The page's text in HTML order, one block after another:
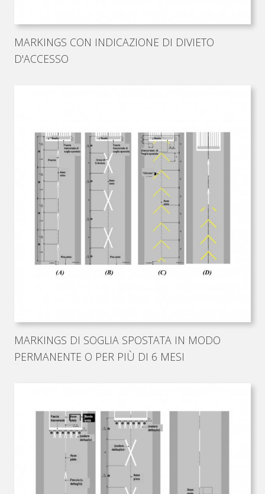
MARKINGS CON INDICAZIONE DI DIVIETO
D'ACCESSO
MARKINGS DI SOGLIA SPOSTATA IN MODO
PERMANENTE O PER PIÙ DI 6 MESI